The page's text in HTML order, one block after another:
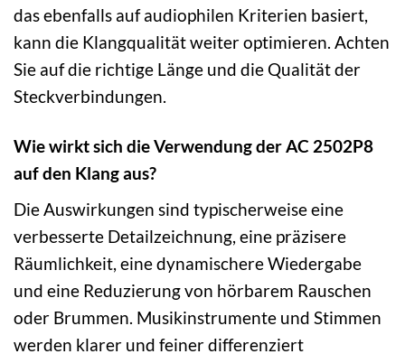
das ebenfalls auf audiophilen Kriterien basiert,
kann die Klangqualität weiter optimieren. Achten
Sie auf die richtige Länge und die Qualität der
Steckverbindungen.
Wie wirkt sich die Verwendung der AC 2502P8
auf den Klang aus?
Die Auswirkungen sind typischerweise eine
verbesserte Detailzeichnung, eine präzisere
Räumlichkeit, eine dynamischere Wiedergabe
und eine Reduzierung von hörbarem Rauschen
oder Brummen. Musikinstrumente und Stimmen
werden klarer und feiner differenziert